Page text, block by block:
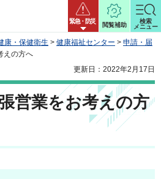
緊急・防災
閲覧補助
検索
メニュー
康・保健衛生 > 健康福祉センター > 申請・届
えの方へ
更新日：2022年2月17日
営業をお考えの方